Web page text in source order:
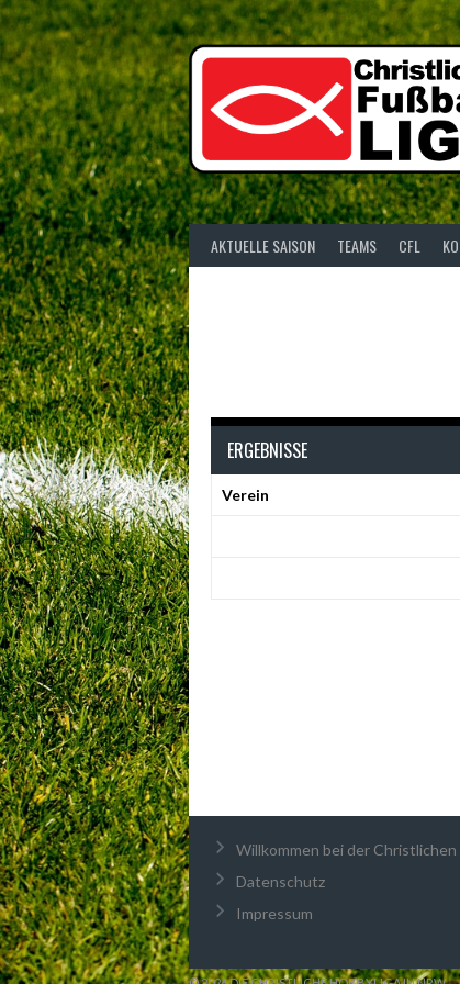
Springe
zum
Inhalt
AKTUELLE SAISON TEAMS CFL
ERGEBNISSE
Verein
Willkommen bei der Christlichen
Datenschutz
Impressum